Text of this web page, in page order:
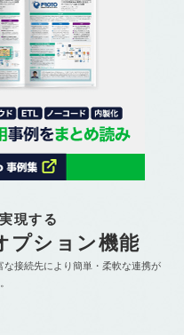
現する
プション機能
な接続先により簡単・柔軟な連携が